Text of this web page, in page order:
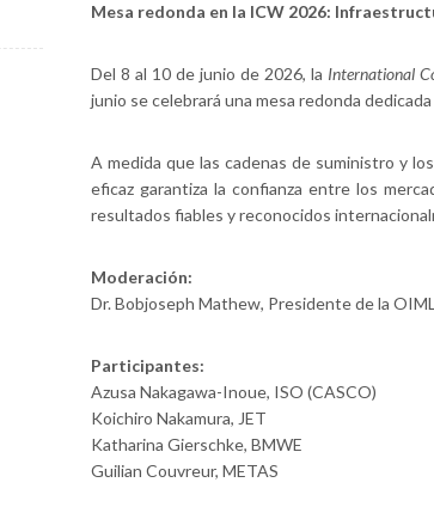
Mesa redonda en la ICW 2026:
Del 8 al 10 de junio de 2026, la International
junio se celebrará una mesa redonda
A medida que las cadenas de suministro y
eficaz garantiza la confianza entre los
resultados fiables y reconocidos
Moderación:
Dr. Bobjoseph Mathew, Presidente de la
Participantes:
Azusa Nakagawa-Inoue, ISO (CASCO)
Koichiro Nakamura, JET
Katharina Gierschke, BMWE
Guilian Couvreur, METAS